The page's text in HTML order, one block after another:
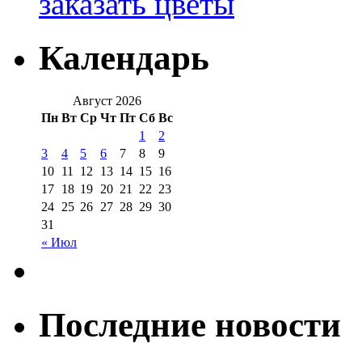
Календарь
Август 2026
Пн Вт Ср Чт Пт Сб Вс
« Июл
1
2
3
4 5 6 7 8
9
10 11 12 13 14 15 16
17 18 19 20 21 22 23
24 25 26 27 28 29 30
31
Последние новости